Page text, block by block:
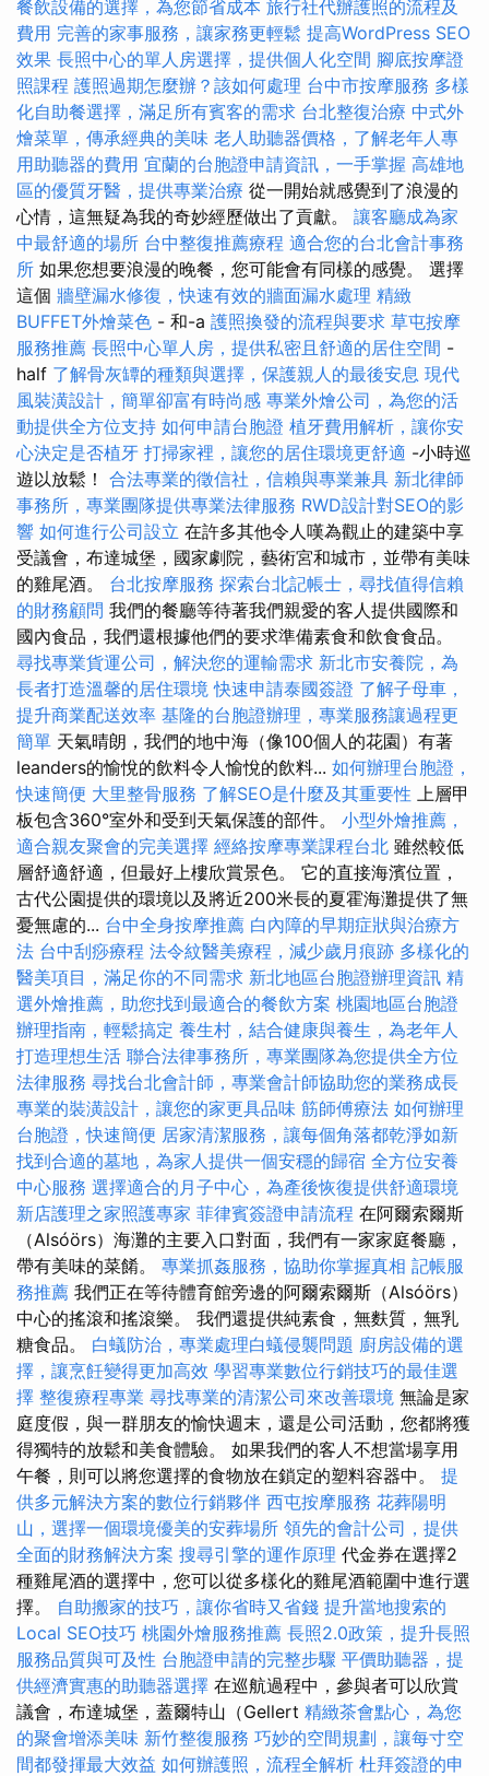
餐飲設備的選擇，為您節省成本 旅行社代辦護照的流程及
費用 完善的家事服務，讓家務更輕鬆 提高WordPress SEO
效果 長照中心的單人房選擇，提供個人化空間 腳底按摩證
照課程 護照過期怎麼辦？該如何處理 台中市按摩服務 多樣
化自助餐選擇，滿足所有賓客的需求 台北整復治療 中式外
燴菜單，傳承經典的美味 老人助聽器價格，了解老年人專
用助聽器的費用 宜蘭的台胞證申請資訊，一手掌握 高雄地
區的優質牙醫，提供專業治療 從一開始就感覺到了浪漫的
心情，這無疑為我的奇妙經歷做出了貢獻。 讓客廳成為家
中最舒適的場所 台中整復推薦療程 適合您的台北會計事務
所 如果您想要浪漫的晚餐，您可能會有同樣的感覺。 選擇
這個 牆壁漏水修復，快速有效的牆面漏水處理 精緻
BUFFET外燴菜色 - 和-a 護照換發的流程與要求 草屯按摩
服務推薦 長照中心單人房，提供私密且舒適的居住空間 -
half 了解骨灰罈的種類與選擇，保護親人的最後安息 現代
風裝潢設計，簡單卻富有時尚感 專業外燴公司，為您的活
動提供全方位支持 如何申請台胞證 植牙費用解析，讓你安
心決定是否植牙 打掃家裡，讓您的居住環境更舒適 -小時巡
遊以放鬆！ 合法專業的徵信社，信賴與專業兼具 新北律師
事務所，專業團隊提供專業法律服務 RWD設計對SEO的影
響 如何進行公司設立 在許多其他令人嘆為觀止的建築中享
受議會，布達城堡，國家劇院，藝術宮和城市，並帶有美味
的雞尾酒。 台北按摩服務 探索台北記帳士，尋找值得信賴
的財務顧問 我們的餐廳等待著我們親愛的客人提供國際和
國內食品，我們還根據他們的要求準備素食和飲食食品。
尋找專業貨運公司，解決您的運輸需求 新北市安養院，為
長者打造溫馨的居住環境 快速申請泰國簽證 了解子母車，
提升商業配送效率 基隆的台胞證辦理，專業服務讓過程更
簡單 天氣晴朗，我們的地中海（像100個人的花園）有著
leanders的愉悅的飲料令人愉悅的飲料... 如何辦理台胞證，
快速簡便 大里整骨服務 了解SEO是什麼及其重要性 上層甲
板包含360°室外和受到天氣保護的部件。 小型外燴推薦，
適合親友聚會的完美選擇 經絡按摩專業課程台北 雖然較低
層舒適舒適，但最好上樓欣賞景色。 它的直接海濱位置，
古代公園提供的環境以及將近200米長的夏霍海灘提供了無
憂無慮的... 台中全身按摩推薦 白內障的早期症狀與治療方
法 台中刮痧療程 法令紋醫美療程，減少歲月痕跡 多樣化的
醫美項目，滿足你的不同需求 新北地區台胞證辦理資訊 精
選外燴推薦，助您找到最適合的餐飲方案 桃園地區台胞證
辦理指南，輕鬆搞定 養生村，結合健康與養生，為老年人
打造理想生活 聯合法律事務所，專業團隊為您提供全方位
法律服務 尋找台北會計師，專業會計師協助您的業務成長
專業的裝潢設計，讓您的家更具品味 筋師傅療法 如何辦理
台胞證，快速簡便 居家清潔服務，讓每個角落都乾淨如新
找到合適的墓地，為家人提供一個安穩的歸宿 全方位安養
中心服務 選擇適合的月子中心，為產後恢復提供舒適環境
新店護理之家照護專家 菲律賓簽證申請流程 在阿爾索爾斯
（Alsóörs）海灘的主要入口對面，我們有一家家庭餐廳，
帶有美味的菜餚。 專業抓姦服務，協助你掌握真相 記帳服
務推薦 我們正在等待體育館旁邊的阿爾索爾斯（Alsóörs）
中心的搖滾和搖滾樂。 我們還提供純素食，無麩質，無乳
糖食品。 白蟻防治，專業處理白蟻侵襲問題 廚房設備的選
擇，讓烹飪變得更加高效 學習專業數位行銷技巧的最佳選
擇 整復療程專業 尋找專業的清潔公司來改善環境 無論是家
庭度假，與一群朋友的愉快週末，還是公司活動，您都將獲
得獨特的放鬆和美食體驗。 如果我們的客人不想當場享用
午餐，則可以將您選擇的食物放在鎖定的塑料容器中。 提
供多元解決方案的數位行銷夥伴 西屯按摩服務 花葬陽明
山，選擇一個環境優美的安葬場所 領先的會計公司，提供
全面的財務解決方案 搜尋引擎的運作原理 代金券在選擇2
種雞尾酒的選擇中，您可以從多樣化的雞尾酒範圍中進行選
擇。 自助搬家的技巧，讓你省時又省錢 提升當地搜索的
Local SEO技巧 桃園外燴服務推薦 長照2.0政策，提升長照
服務品質與可及性 台胞證申請的完整步驟 平價助聽器，提
供經濟實惠的助聽器選擇 在巡航過程中，參與者可以欣賞
議會，布達城堡，蓋爾特山（Gellert 精緻茶會點心，為您
的聚會增添美味 新竹整復服務 巧妙的空間規劃，讓每寸空
間都發揮最大效益 如何辦護照，流程全解析 杜拜簽證的申